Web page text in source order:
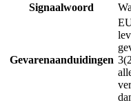
Signaalwoord
Gevarenaanduidingen